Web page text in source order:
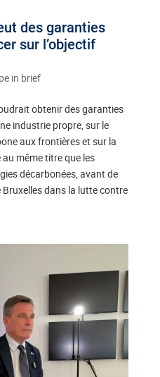
des garanties
sur l’objectif
in brief
obtenir des garanties
industrie propre, sur le
aux frontières et sur la
même titre que les
décarbonées, avant de
Bruxelles dans la lutte contre